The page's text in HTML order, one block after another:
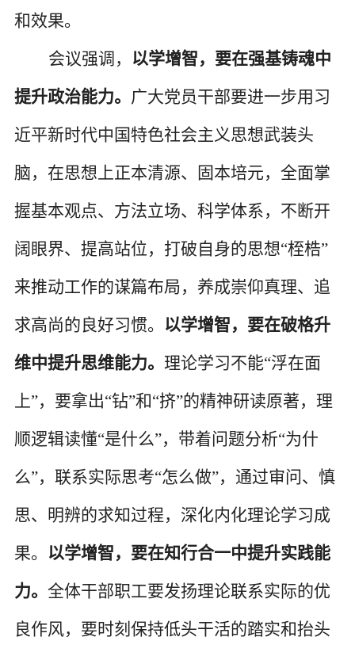
和效果。
会议强调， 以学增智，要在强基铸魂中
提升政治能力。 广大党员干部要进一步用习
近平新时代中国特色社会主义思想武装头
脑，在思想上正本清源、固本培元，全面掌
握基本观点、方法立场、科学体系，不断开
阔眼界、提高站位，打破自身的思想“桎梏”
来推动工作的谋篇布局，养成崇仰真理、追
求高尚的良好习惯。 以学增智，要在破格升
维中提升思维能力。 理论学习不能“浮在面
上”，要拿出“钻”和“挤”的精神研读原著，理
顺逻辑读懂“是什么”，带着问题分析“为什
么”，联系实际思考“怎么做”，通过审问、慎
思、明辨的求知过程，深化内化理论学习成
果。 以学增智，要在知行合一中提升实践能
力。 全体干部职工要发扬理论联系实际的优
良作风，要时刻保持低头干活的踏实和抬头